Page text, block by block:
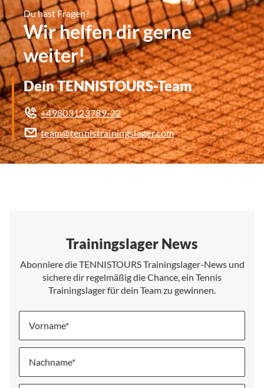
Du hast Fragen?
Wir helfen dir gerne
weiter!
Dein TENNISTOURS-Team
+49803123789-22
team@tennistrainingslager.com
Trainingslager News
Abonniere die TENNISTOURS Trainingslager-News und
sichere dir regelmäßig die Chance, ein Tennis
Trainingslager für dein Team zu gewinnen.
Vorname
Nachname